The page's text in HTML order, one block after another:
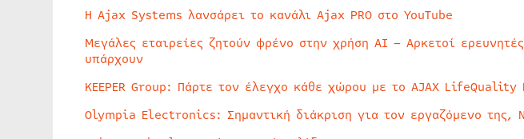
Η Ajax Systems λανσάρει το κανάλι Ajax PRO στο YouTube
Μεγάλες εταιρείες ζητούν φρένο στην χρήση AI – Αρκετοί
υπάρχουν
KEEPER Group: Πάρτε τον έλεγχο κάθε χώρου με το AJAX
Olympia Electronics: Σημαντική διάκριση για τον εργαζόμενο της,